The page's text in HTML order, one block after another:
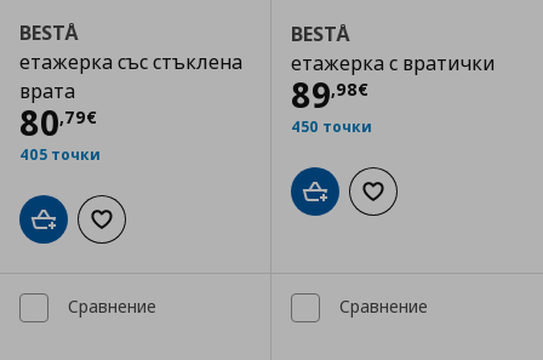
BESTÅ
етажерка със стъклена
врата
80,79€
Цена
405 точки
Добави в кошницата
Добави към списъка с любими
BESTÅ
етажерка с вратички
89,98€
Цена
450 точки
Добави в кошницата
Добави към
Сравнение Сравнение